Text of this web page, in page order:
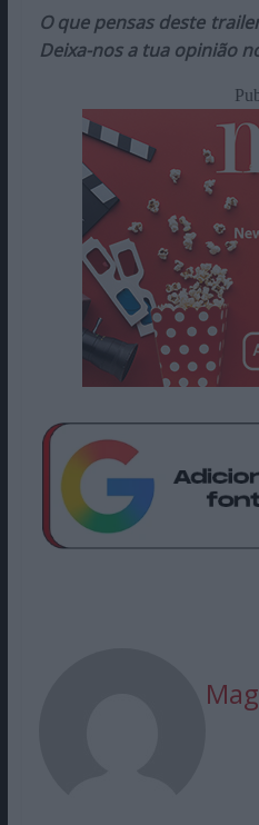
O que pensas deste
Deixa-nos a tua opinião